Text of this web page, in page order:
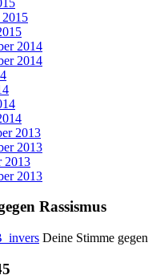
2015
2014
2014
2013
2013
2013
2013
Rassismus
Deine Stimme